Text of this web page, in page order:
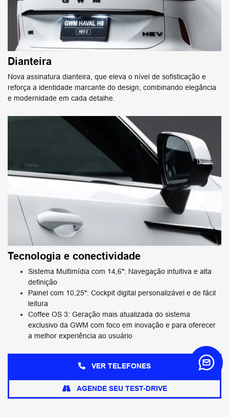
Dianteira
Nova assinatura dianteira, que eleva o nível de sofisticação e
reforça a identidade marcante do design, combinando elegância
e modernidade em cada detalhe.
Tecnologia e conectividade
Sistema Multimídia com 14,6": Navegação intuitiva e alta
definição
Painel com 10,25": Cockpit digital personalizável e de fácil
leitura
Coffee OS 3: Geração mais atualizada do sistema
exclusivo da GWM com foco em inovação e para oferecer
a melhor experiência ao usuário
VER TELEFONES
AGENDE SEU TEST-DRIVE